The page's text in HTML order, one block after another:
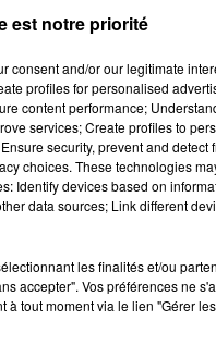
est notre priorité
consent and/or our legitimate
profiles for personalised
content performance;
services; Create profiles to
security, prevent and detect
choices. These technologies
Identify devices based on
data sources; Link different
les finalités et/ou
accepter". Vos préférences ne
tout moment via le lien "Gérer